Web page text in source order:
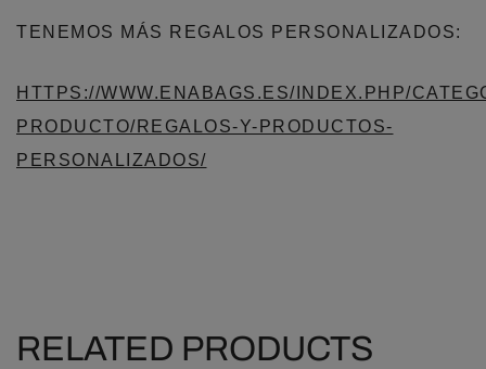
TENEMOS MÁS REGALOS PERSONALIZADOS:
HTTPS://WWW.ENABAGS.ES/INDEX.PHP/
PRODUCTO/REGALOS-Y-PRODUCTOS-
PERSONALIZADOS/
RELATED PRODUCTS